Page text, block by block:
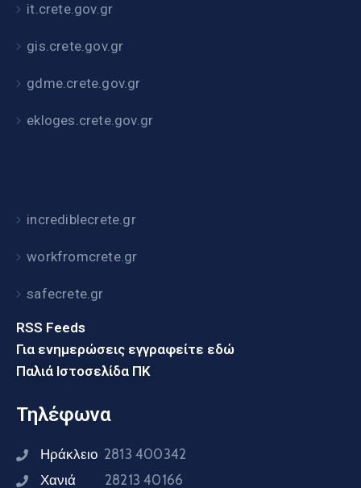
it.crete.gov.gr
gis.crete.gov.gr
gdme.crete.gov.gr
ekloges.crete.gov.gr
incrediblecrete.gr
workfromcrete.gr
safecrete.gr
RSS Feeds
Για ενημερώσεις εγγραφείτε εδώ
Παλιά Ιστοσελίδα ΠΚ
Τηλέφωνα
Ηράκλειο 2813 400342
Χανιά 28213 40166